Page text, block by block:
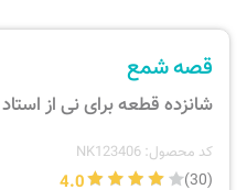
قصه شمع
شانزده قطعه برای نی از
کد محصول: NK123406
(30)
4.0